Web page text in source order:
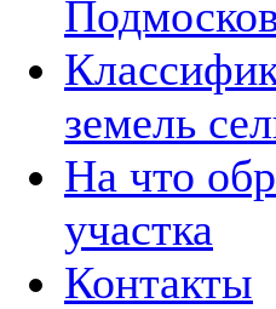
земель
На что
участка
Контакты